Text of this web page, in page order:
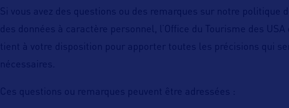
Si vous avez des questions ou des remarques sur notre politique
des données à caractère personnel, l’Office du Tourisme des USA
tient à votre disposition pour apporter toutes les précisions qui
nécessaires.
Ces questions ou remarques peuvent être adressées :